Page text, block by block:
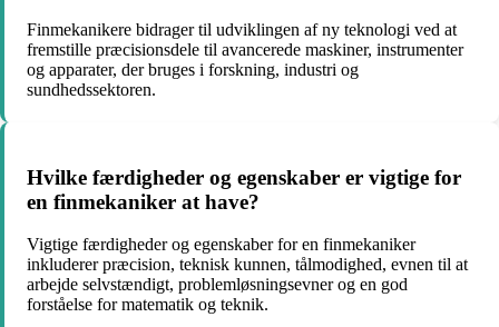
Finmekanikere bidrager til udviklingen af ny teknologi ved at
fremstille præcisionsdele til avancerede maskiner, instrumenter
og apparater, der bruges i forskning, industri og
sundhedssektoren.
Hvilke færdigheder og egenskaber er vigtige for
en finmekaniker at have?
Vigtige færdigheder og egenskaber for en finmekaniker
inkluderer præcision, teknisk kunnen, tålmodighed, evnen til at
arbejde selvstændigt, problemløsningsevner og en god
forståelse for matematik og teknik.